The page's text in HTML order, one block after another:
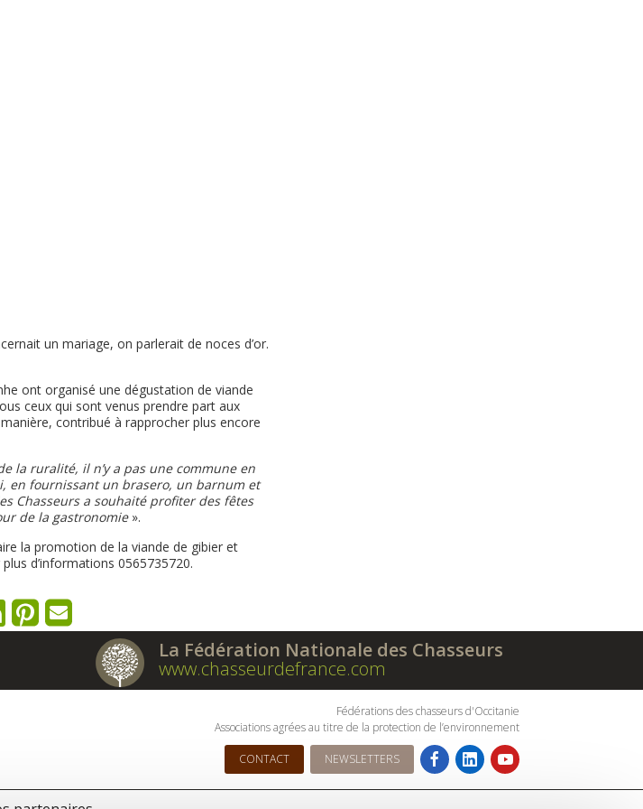
un mariage, on parlerait de noces d’or.
ont organisé une dégustation de viande
ceux qui sont venus prendre part aux
contribué à rapprocher plus encore
la ruralité, il n’y a pas une commune en
en fournissant un brasero, un barnum et
Chasseurs a souhaité profiter des fêtes
de la gastronomie».
la promotion de la viande de gibier et
d’informations 0565735720.
La Fédération Nationale des Chasseurs
www.chasseurdefrance.com
Fédérations des chasseurs d'Occitanie
Associations agrées au titre de la protection de l’environnement
CONTACT NEWSLETTERS